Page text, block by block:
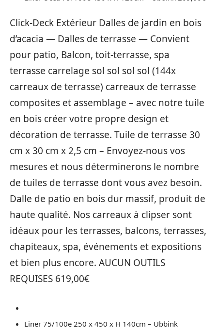
Click-Deck Extérieur Dalles de jardin en bois
d’acacia — Dalles de terrasse — Convient
pour patio, Balcon, toit-terrasse, spa
terrasse carrelage sol sol sol sol (144x
carreaux de terrasse) carreaux de terrasse
composites et assemblage – avec notre tuile
en bois créer votre propre design et
décoration de terrasse. Tuile de terrasse 30
cm x 30 cm x 2,5 cm – Envoyez-nous vos
mesures et nous déterminerons le nombre
de tuiles de terrasse dont vous avez besoin.
Dalle de patio en bois dur massif, produit de
haute qualité. Nos carreaux à clipser sont
idéaux pour les terrasses, balcons, terrasses,
chapiteaux, spa, événements et expositions
et bien plus encore. AUCUN OUTILS
REQUISES 619,00€
Liner 75/100e 250 x 450 x H 140cm – Ubbink